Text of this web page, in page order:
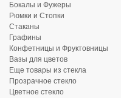
Бокалы и Фужеры
Рюмки и Стопки
Стаканы
Графины
Конфетницы и Фруктовницы
Вазы для цветов
Еще товары из стекла
Прозрачное стекло
Цветное стекло